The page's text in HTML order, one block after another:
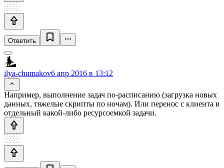
Ответить
ilya-chumakov6 апр 2016 в 13:12
Например, выполнение задач по-расписанию (загрузка новых
данных, тяжелые скрипты по ночам). Или перенос с клиента в
отдельный какой-либо ресурсоемкой задачи.